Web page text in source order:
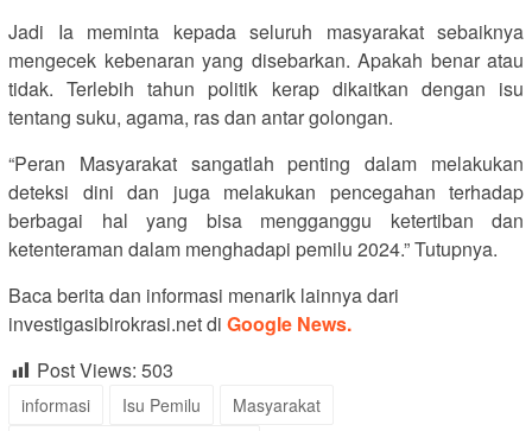
Jadi Ia meminta kepada seluruh masyarakat sebaiknya
mengecek kebenaran yang disebarkan. Apakah benar atau
tidak. Terlebih tahun politik kerap dikaitkan dengan isu
tentang suku, agama, ras dan antar golongan.
“Peran Masyarakat sangatlah penting dalam melakukan
deteksi dini dan juga melakukan pencegahan terhadap
berbagai hal yang bisa mengganggu ketertiban dan
ketenteraman dalam menghadapi pemilu 2024.” Tutupnya.
Baca berita dan informasi menarik lainnya dari
investigasibirokrasi.net di Google News.
Post Views: 503
informasi Isu Pemilu
Masyarakat